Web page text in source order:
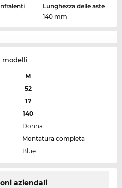
Lunghezza delle aste
140 mm
modelli
M
52
17
140
Donna
Montatura completa
Blue
aziendali